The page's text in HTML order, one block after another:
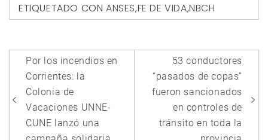
ETIQUETADO CON ANSES,FE DE VIDA,NBCH
Navegación
de
entradas
Por los incendios en
Corrientes: la
Colonia de
Vacaciones UNNE-
CUNE lanzó una
53 conductores
“pasados de copas”
fueron sancionados
en controles de
tránsito en toda la